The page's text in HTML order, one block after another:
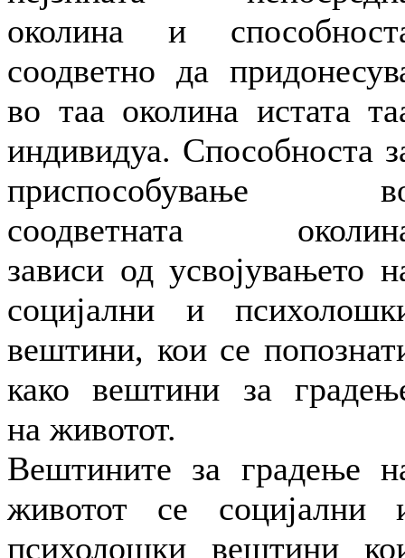
околина и
соодветно да
во таа околина истата
индивидуа. Способноста
приспособување
соодветната
зависи од усвојувањето
социјални и
вештини, кои се
како вештини за
на животот.
Вештините за градење
животот се социјални
психолошки вештини